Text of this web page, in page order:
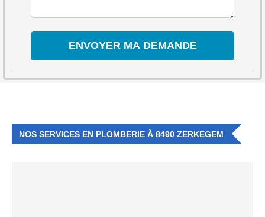
NOS SERVICES EN PLOMBERIE À 8490 ZERKEGEM